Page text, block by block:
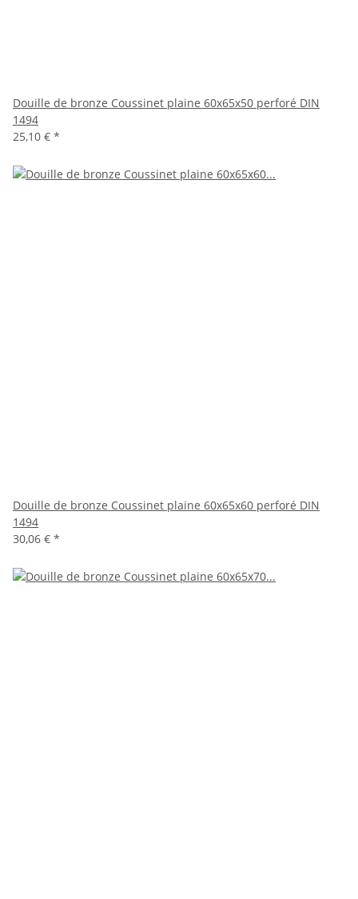
Douille de bronze Coussinet plaine 60x65x50 perforé DIN
1494
25,10 € *
Douille de bronze Coussinet plaine 60x65x60 perforé DIN
1494
30,06 € *